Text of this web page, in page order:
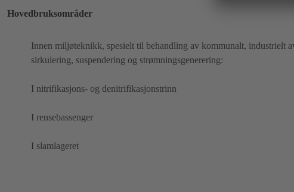
Hovedbruksområder
Innen miljøteknikk, spesielt til behandling av kommunalt, industrielt
sirkulering, suspendering og strømningsgenerering:
I nitrifikasjons- og denitrifikasjonstrinn
I rensebassenger
I slamlageret